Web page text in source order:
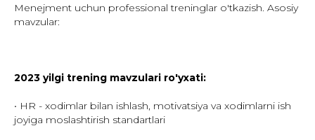
Menejment uchun professional treninglar o'tkazish. Asosiy
mavzular:
2023 yilgi trening mavzulari ro'yxati:
• HR - xodimlar bilan ishlash, motivatsiya va xodimlarni ish
joyiga moslashtirish standartlari